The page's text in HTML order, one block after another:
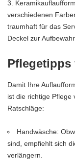
verschiedenen
traumhaft für das
Deckel zur
Pflegetipps
Damit Ihre
ist die richtige
Ratschläge:
Handwäsche:
sind, empfiehlt sich
verlängern.